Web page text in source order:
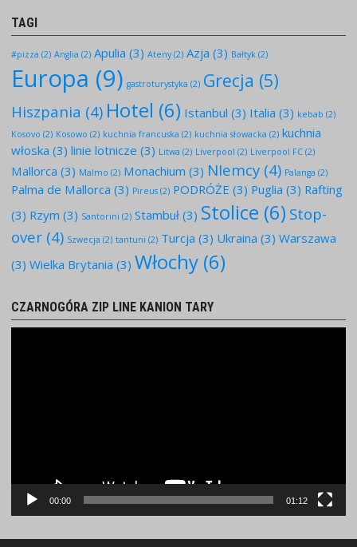
TAGI
#pizza (2) Anglia (2) Apulia (3) Ateny(2) Azja (3) Bałtyk (2)
Europa (9) gastroturystyka (2) Grecja (5)
Hiszpania (4) Hotel (6) Istanbul (3) Italia (3) kebab (2)
Kosovo (2) Kosowo (2) kuchnia francuska (2) kuchnia słowacka (2) kuchnia
włoska (3) linie lotnicze (3) Litwa (2) Liverpool (2) Liverpool FC (2)
Mallorca (3) Malmo (2) Monachium (3) NIemcy (4) Palanga (2)
Palma de Mallorca (3) Pireus (2) PODRÓŻE (3) Puglia (3) Rafting
(3) Rzym (3) Santorini (2) Stambuł (3) Stolice (6) Stop-
over (4) Szwecja (2) tantuni (2) Turcja (3) Ukraina (3) Warszawa
(3) Wielka Brytania (3) Włochy (6)
CZARNOGÓRA ZIP LINE KANION TARY
00:00 01:12